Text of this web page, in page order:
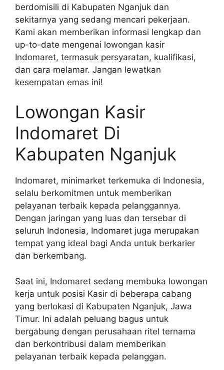
berdomisili di Kabupaten Nganjuk dan
sekitarnya yang sedang mencari pekerjaan.
Kami akan memberikan informasi lengkap dan
up-to-date mengenai lowongan kasir
Indomaret, termasuk persyaratan, kualifikasi,
dan cara melamar. Jangan lewatkan
kesempatan emas ini!
Lowongan Kasir
Indomaret Di
Kabupaten Nganjuk
Indomaret, minimarket terkemuka di Indonesia,
selalu berkomitmen untuk memberikan
pelayanan terbaik kepada pelanggannya.
Dengan jaringan yang luas dan tersebar di
seluruh Indonesia, Indomaret juga merupakan
tempat yang ideal bagi Anda untuk berkarier
dan berkembang.
Saat ini, Indomaret sedang membuka lowongan
kerja untuk posisi Kasir di beberapa cabang
yang berlokasi di Kabupaten Nganjuk, Jawa
Timur. Ini adalah peluang bagus untuk
bergabung dengan perusahaan ritel ternama
dan berkontribusi dalam memberikan
pelayanan terbaik kepada pelanggan.